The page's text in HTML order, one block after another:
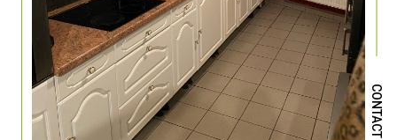
CONTACT